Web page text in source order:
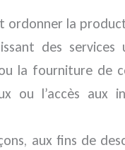
ordonner la
des services
la fourniture de
ou l’accès aux
aux fins de